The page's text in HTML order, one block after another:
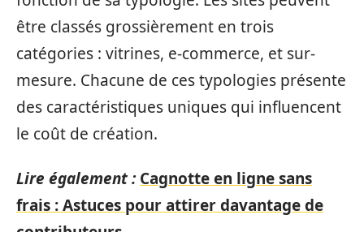
être classés grossièrement en trois
catégories : vitrines, e-commerce, et sur-
mesure. Chacune de ces typologies présente
des caractéristiques uniques qui influencent
le coût de création.
Lire également : Cagnotte en ligne sans
frais : Astuces pour attirer davantage de